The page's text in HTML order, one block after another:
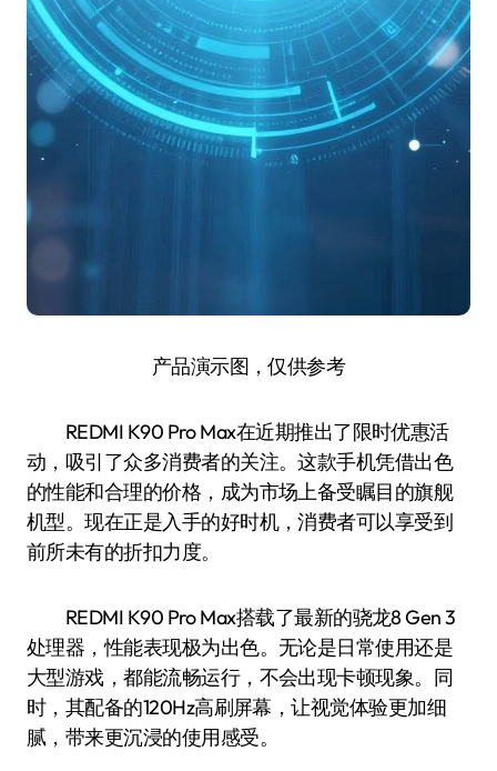
产品演示图，仅供参考
REDMI K90 Pro Max在近期推出了限时优惠活
动，吸引了众多消费者的关注。这款手机凭借出色
的性能和合理的价格，成为市场上备受瞩目的旗舰
机型。现在正是入手的好时机，消费者可以享受到
前所未有的折扣力度。
REDMI K90 Pro Max搭载了最新的骁龙8 Gen 3
处理器，性能表现极为出色。无论是日常使用还是
大型游戏，都能流畅运行，不会出现卡顿现象。同
时，其配备的120Hz高刷屏幕，让视觉体验更加细
腻，带来更沉浸的使用感受。